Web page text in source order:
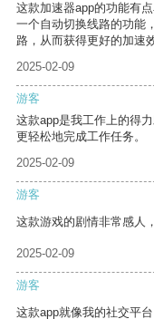
这款加速器app的功能有
一个自动切换线路的功能
路，从而获得更好的加速
2025-02-09
游客
这款app是我工作上的得
更轻松地完成工作任务。
2025-02-09
游客
这款游戏的剧情非常感人
2025-02-09
游客
这款app就像我的社交平